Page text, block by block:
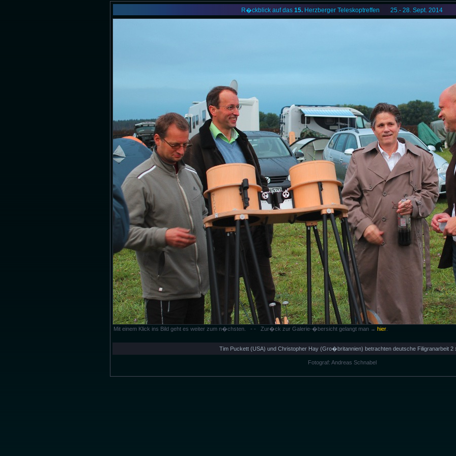
R�ckblick auf das 15. Herzberger Teleskoptreffen 25.- 28. Sept. 2014
Mit einem Klick ins Bild geht es weiter zum n�chsten. - - Zur�ck zur Galerie-�bersicht gelangt man → hier
Tim Puckett (USA) und Christopher Hay (Gro�britannien) betrachten deutsche Filigranarbeit 2
Fotograf: Andreas Schnabel